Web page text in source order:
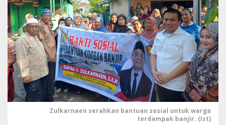
i
b
u
k
a
d
i
T
e
n
g
a
h
Zulkarnaen serahkan bantuan sosial untuk warga
terdampak banjir. (Ist)